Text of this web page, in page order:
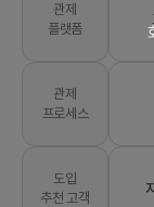
관제
플랫폼
관제
프로세스
도입
추천 고객